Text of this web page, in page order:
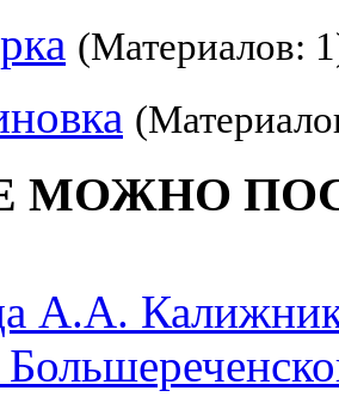
(Материалов:
МОЖНО
А.А.